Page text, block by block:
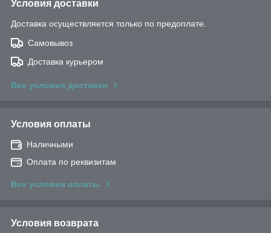
Условия доставки
Доставка осуществляется только по предоплате.
Самовывоз
Доставка курьером
Все условия доставки
Условия оплаты
Наличными
Оплата по реквизитам
Все условия оплаты
Условия возврата